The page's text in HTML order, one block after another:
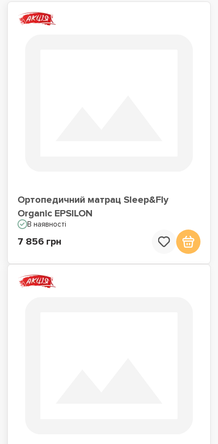
Ортопедичний матрац Sleep&Fly
Organic EPSILON
В наявності
7 856 грн